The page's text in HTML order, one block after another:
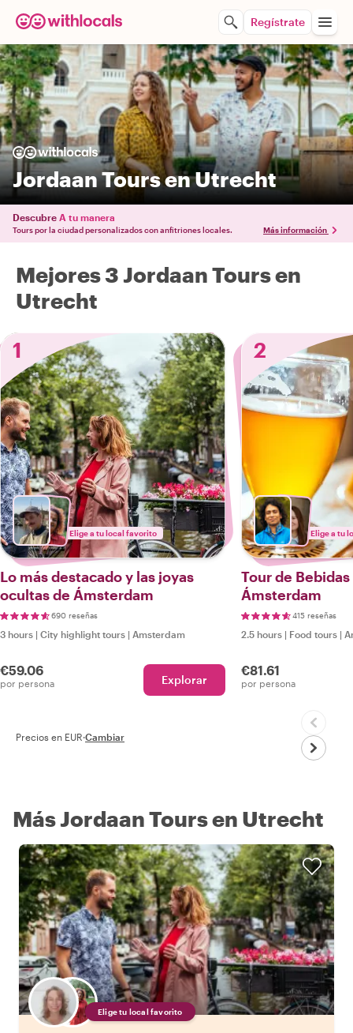
Regístrate
Jordaan Tours en Utrecht
Descubre A tu manera
Tours por la ciudad personalizados con anfitriones locales. Más información
Mejores 3 Jordaan Tours en
Utrecht
1
Elige a tu local favorito
Lo más destacado y las joyas
ocultas de Ámsterdam
690 reseñas
3 hours | City highlight tours | Amsterdam
€59.06
por persona Explorar
2
Elige a tu
Tour de
Ámsterdam
415 reseñas
2.5 hours | Food tours |
€81.61
por persona
Precios en EUR·Cambiar
Más Jordaan Tours en Utrecht
Elige tu local favorito